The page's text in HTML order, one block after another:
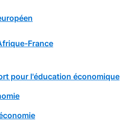
France
pour l'éducation économique